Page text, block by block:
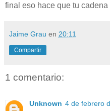
final eso hace que tu
Jaime Grau en 20:11
Compartir
1 comentario:
Unknown 4 de febrero